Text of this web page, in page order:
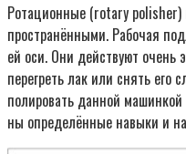
Рота­ци­он­ные (rotary
про­стра­нён­ны­ми. Рабо­чая
ей оси. Они дей­ству­ют очень
пере­греть лак или снять
поли­ро­вать дан­ной
ны опре­де­лён­ные навы­ки и